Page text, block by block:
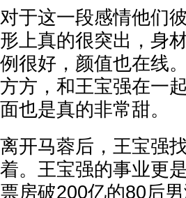
对于这一段感情他们
形上真的很突出，身
例很好，颜值也在线
方方，和王宝强在一
面也是真的非常甜。
离开马蓉后，王宝强
着。王宝强的事业更
票房破200亿的80后